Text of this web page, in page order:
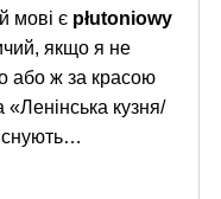
мові є płutoniowy
якщо я не
або ж за красою
кузня/